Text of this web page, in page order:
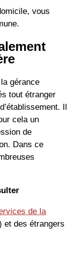
vous
gérance
tout étranger
Il
cela un
de
Dans ce
de la
et des étrangers